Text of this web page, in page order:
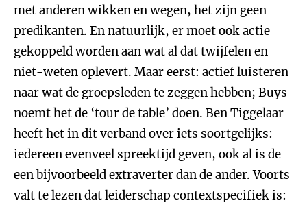
met anderen wikken en wegen, het zijn geen
predikanten. En natuurlijk, er moet ook actie
gekoppeld worden aan wat al dat twijfelen en
niet-weten oplevert. Maar eerst: actief luisteren
naar wat de groepsleden te zeggen hebben; Buys
noemt het de ‘tour de table’ doen. Ben Tiggelaar
heeft het in dit verband over iets soortgelijks:
iedereen evenveel spreektijd geven, ook al is de
een bijvoorbeeld extraverter dan de ander. Voorts
valt te lezen dat leiderschap contextspecifiek is: